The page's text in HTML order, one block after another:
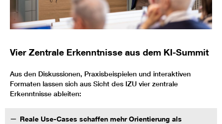
Vier Zentrale Erkenntnisse aus dem KI-Summit
Aus den Diskussionen, Praxisbeispielen und interaktiven
Formaten lassen sich aus Sicht des IZU vier zentrale
Erkenntnisse ableiten:
Reale Use-Cases schaffen mehr Orientierung als